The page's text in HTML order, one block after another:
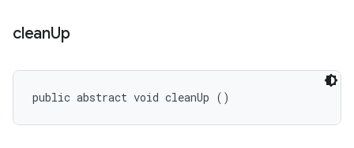
cleanUp
public abstract void cleanUp ()